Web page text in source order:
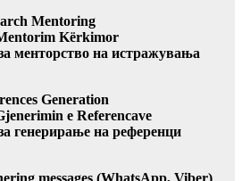
Mentoring
Kërkimor
менторство на истражувања
Generation
e Referencave
генерирање на референци